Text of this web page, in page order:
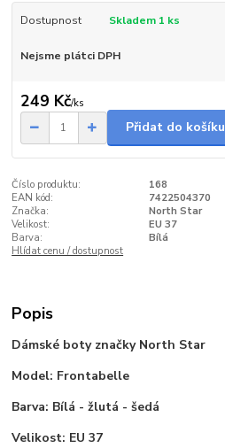
Dostupnost Skladem 1 ks
Nejsme plátci DPH
249 Kč/ks
Přidat do košíku
Číslo produktu:
168
EAN kód:
7422504370
Značka:
North Star
Velikost:
EU 37
Barva:
Bílá
Hlídat cenu / dostupnost
Popis
Dámské boty značky North Star
Model: Frontabelle
Barva: Bílá - žlutá - šedá
Velikost: EU 37